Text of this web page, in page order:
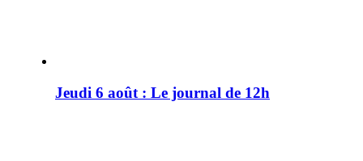
Jeudi 6 août : Le journal de 12h